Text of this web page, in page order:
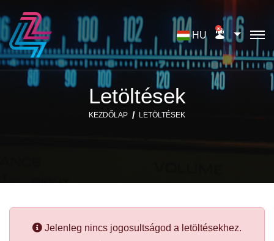
HU
Letöltések
KEZDŐLAP LETÖLTÉSEK
Jelenleg nincs jogosultságod a letöltésekhez.